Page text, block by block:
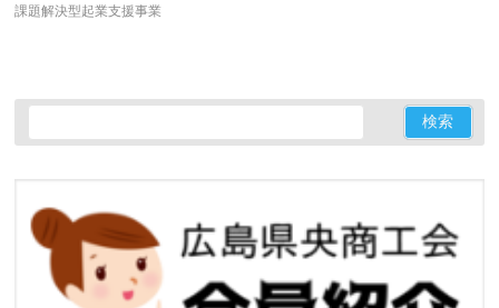
課題解決型起業支援事業